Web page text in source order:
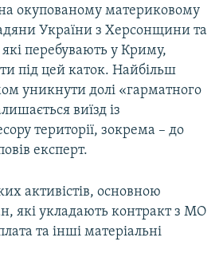
окупованому материковому
України з Херсонщини та
які перебувають у Криму,
під цей каток. Найбільш
уникнути долі «гарматного
виїзд із
території, зокрема – до
експерт.
активістів, основною
які укладають контракт з МО
та інші матеріальні